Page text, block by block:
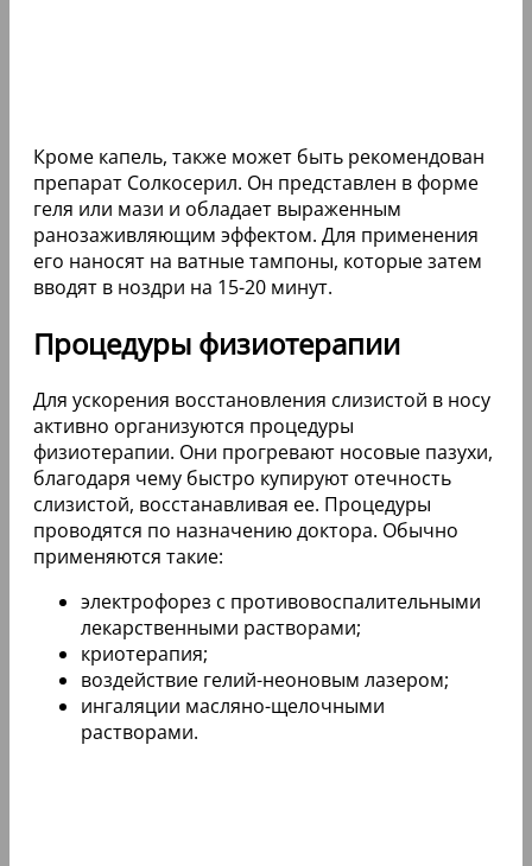
Кроме капель, также может быть рекомендован
препарат Солкосерил. Он представлен в форме
геля или мази и обладает выраженным
ранозаживляющим эффектом. Для применения
его наносят на ватные тампоны, которые затем
вводят в ноздри на 15-20 минут.
Процедуры физиотерапии
Для ускорения восстановления слизистой в носу
активно организуются процедуры
физиотерапии. Они прогревают носовые пазухи,
благодаря чему быстро купируют отечность
слизистой, восстанавливая ее. Процедуры
проводятся по назначению доктора. Обычно
применяются такие:
электрофорез с противовоспалительными
лекарственными растворами;
криотерапия;
воздействие гелий-неоновым лазером;
ингаляции масляно-щелочными
растворами.